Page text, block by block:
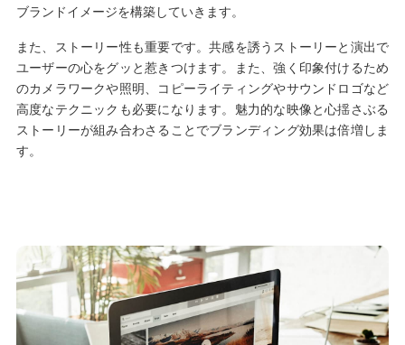
ブランドイメージを構築していきます。
また、ストーリー性も重要です。共感を誘うストーリーと演出で
ユーザーの心をグッと惹きつけます。また、強く印象付けるため
のカメラワークや照明、コピーライティングやサウンドロゴなど
高度なテクニックも必要になります。魅力的な映像と心揺さぶる
ストーリーが組み合わさることでブランディング効果は倍増しま
す。